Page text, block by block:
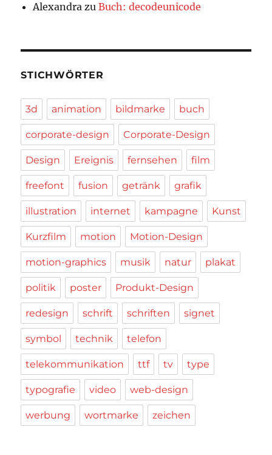
Alexandra zuBuch: decodeunicode
STICHWÖRTER
3d animation bildmarke buch
corporate-design Corporate-Design
Design Ereignis fernsehen film
freefont fusion getränk grafik
illustration internet kampagne Kunst
Kurzfilm motion Motion-Design
motion-graphics musik natur plakat
politik poster Produkt-Design
redesign schrift schriften signet
symbol technik telefon
telekommunikation ttf tv type
typografie video web-design
werbung wortmarke zeichen